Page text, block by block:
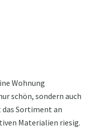
Wohnung
schön, sondern auch
Sortiment an
Materialien riesig.